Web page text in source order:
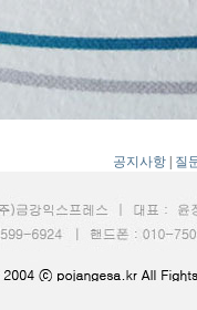
공지사항 | 질